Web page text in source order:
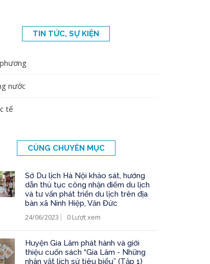
TIN TỨC, SỰ KIỆN
nước
tế
CÙNG CHUYÊN MỤC
Sở Du lịch Hà Nội khảo sát, hướng
dẫn thủ tục công nhận điểm du lịch
và tư vấn phát triển du lịch trên địa
bàn xã Ninh Hiệp, Văn Đức
24/06/2023
0 Lượt xem
Huyện Gia Lâm phát hành và giới
thiệu cuốn sách “Gia Lâm - Những
nhân vật lịch sử tiêu biểu” (Tập 1)